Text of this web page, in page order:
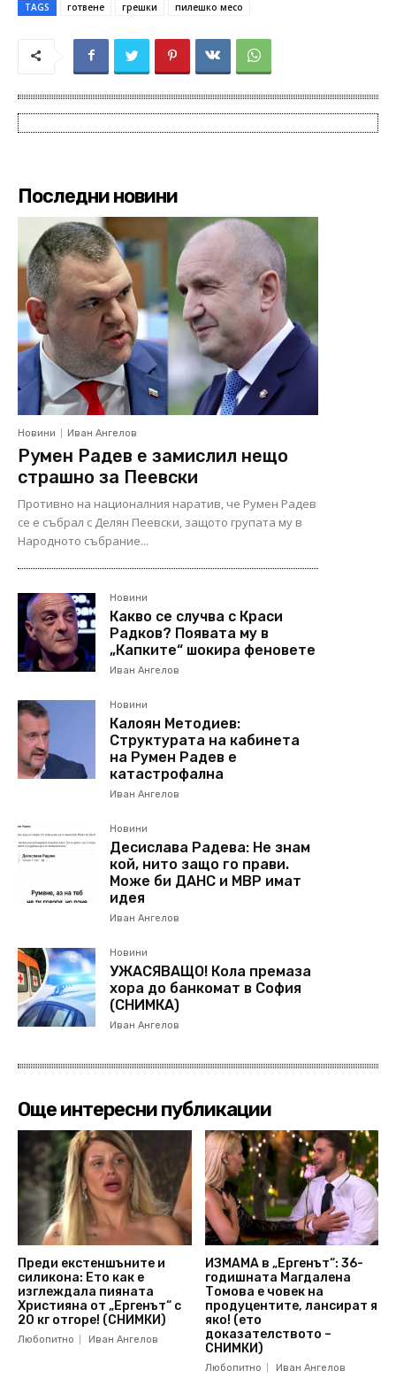
TAGS готвене грешки пилешко месо
Последни новини
Новини Иван Ангелов
Румен Радев е замислил нещо
страшно за Пеевски
Противно на националния наратив, че Румен Радев
се е събрал с Делян Пеевски, защото групата му в
Народното събрание...
Новини
Какво се случва с Краси
Радков? Появата му в
„Капките“ шокира феновете
Иван Ангелов
Новини
Калоян Методиев:
Структурата на кабинета
на Румен Радев е
катастрофална
Иван Ангелов
Новини
Десислава Радева: Не знам
кой, нито защо го прави.
Може би ДАНС и МВР имат
идея
Иван Ангелов
Новини
УЖАСЯВАЩО! Кола премаза
хора до банкомат в София
(СНИМКА)
Иван Ангелов
Още интересни публикации
Преди екстеншъните и
силикона: Ето как е
изглеждала пияната
Християна от „Ергенът“ с
20 кг отгоре! (СНИМКИ)
Любопитно Иван Ангелов
ИЗМАМА в „Ергенът“: 36-
годишната Магдалена
Томова е човек на
продуцентите, лансират я
яко! (ето
доказателството –
СНИМКИ)
Любопитно Иван Ангелов